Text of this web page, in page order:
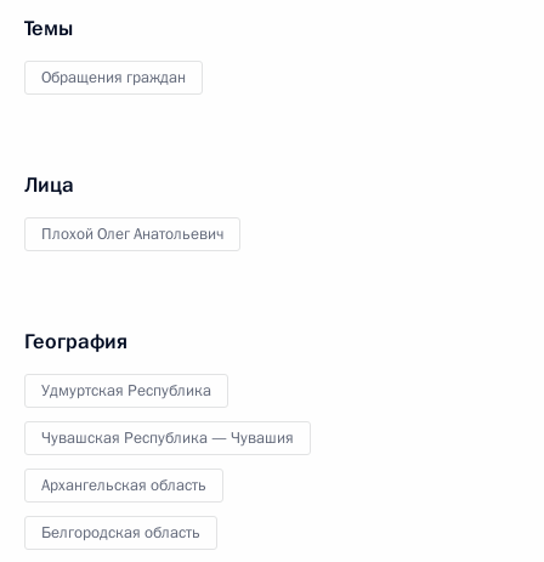
Темы
Обращения граждан
Лица
Плохой Олег Анатольевич
География
Удмуртская Республика
Чувашская Республика — Чувашия
Архангельская область
Белгородская область